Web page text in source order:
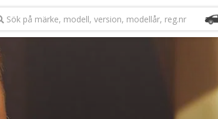
Sök på märke, modell, version, modellår, reg.nr